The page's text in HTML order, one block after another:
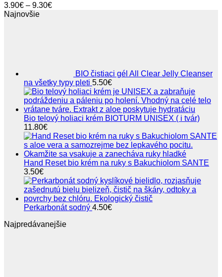
Možnosti
si
3.90€ – 9.30€Price
Najnovšie
BIO čistiaci gél All Clear Jelly Cleanser
na všetky typy pleti 5.50€
Bio telový holiaci krém BIOTURM UNISEX ( i tvár)
11.80€
Hand Reset bio krém na ruky s Bakuchiolom SANTE
3.50€
Perkarbonát sodný 4.50€
Najpredávanejšie